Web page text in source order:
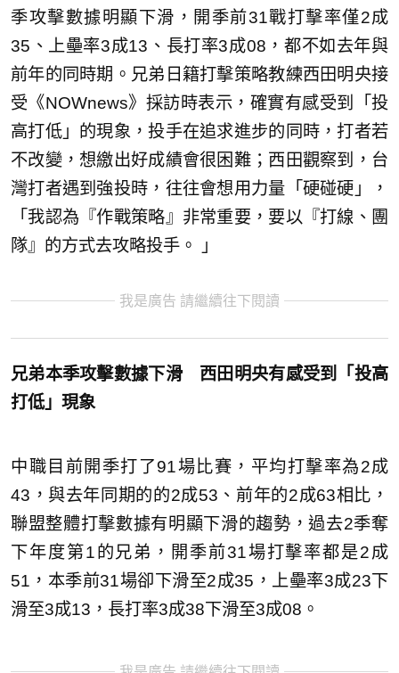
季攻擊數據明顯下滑，開季前31戰打擊率僅2成
35、上壘率3成13、長打率3成08，都不如去年與
前年的同時期。兄弟日籍打擊策略教練西田明央接
受《NOWnews》採訪時表示，確實有感受到「投
高打低」的現象，投手在追求進步的同時，打者若
不改變，想繳出好成績會很困難；西田觀察到，台
灣打者遇到強投時，往往會想用力量「硬碰硬」，
「我認為『作戰策略』非常重要，要以『打線、團
隊』的方式去攻略投手。 」
我是廣告 請繼續往下閱讀
兄弟本季攻擊數據下滑 西田明央有感受到「投高
打低」現象
中職目前開季打了91場比賽，平均打擊率為2成
43，與去年同期的的2成53、前年的2成63相比，
聯盟整體打擊數據有明顯下滑的趨勢，過去2季奪
下年度第1的兄弟，開季前31場打擊率都是2成
51，本季前31場卻下滑至2成35，上壘率3成23下
滑至3成13，長打率3成38下滑至3成08。